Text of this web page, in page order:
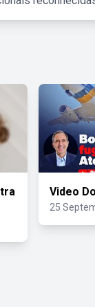
Video
25